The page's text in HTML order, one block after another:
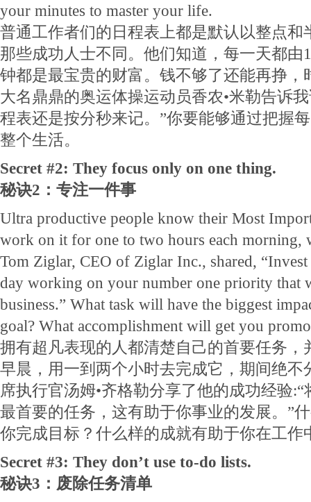
your minutes to master your life.
普通工作者们的日程表上都是默认以整点和
那些成功人士不同。他们知道，每一天都由
钟都是最宝贵的财富。钱不够了还能再挣，
大名鼎鼎的奥运体操运动员香农•米勒告诉
程表还是按分秒来记。”你要能够通过把握
整个生活。
Secret #2: They focus only on one thing.
秘诀2：专注一件事
Ultra productive people know their Most
work on it for one to two hours each morning,
Tom Ziglar, CEO of Ziglar Inc., shared,
day working on your number one priority that
business.” What task will have the biggest
goal? What accomplishment will get you
拥有超凡表现的人都清楚自己的首要任务，
早晨，用一到两个小时去完成它，期间绝不
席执行官汤姆•齐格勒分享了他的成功经验
最首要的任务，这有助于你事业的发展。”
你完成目标？什么样的成就有助于你在工作
Secret #3: They don’t use to-do lists.
秘诀3：废除任务清单